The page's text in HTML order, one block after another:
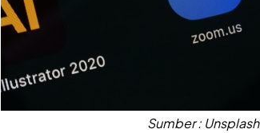
Sumber : Unsplash